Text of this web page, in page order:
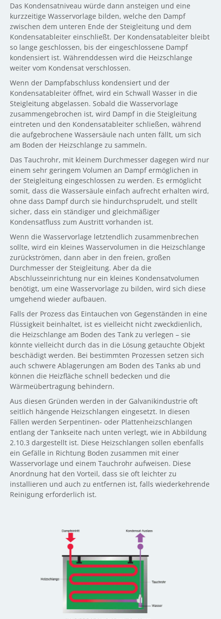
Das Kondensatniveau würde dann ansteigen und eine
kurzzeitige Wasservorlage bilden, welche den Dampf
zwischen dem unteren Ende der Steigleitung und dem
Kondensatableiter einschließt. Der Kondensatableiter bleibt
so lange geschlossen, bis der eingeschlossene Dampf
kondensiert ist. Währenddessen wird die Heizschlange
weiter vom Kondensat verschlossen.
Wenn der Dampfabschluss kondensiert und der
Kondensatableiter öffnet, wird ein Schwall Wasser in die
Steigleitung abgelassen. Sobald die Wasservorlage
zusammengebrochen ist, wird Dampf in die Steigleitung
eintreten und den Kondensatableiter schließen, während
die aufgebrochene Wassersäule nach unten fällt, um sich
am Boden der Heizschlange zu sammeln.
Das Tauchrohr, mit kleinem Durchmesser dagegen wird nur
einem sehr geringem Volumen an Dampf ermöglichen in
der Steigleitung eingeschlossen zu werden. Es ermöglicht
somit, dass die Wassersäule einfach aufrecht erhalten wird,
ohne dass Dampf durch sie hindurchsprudelt, und stellt
sicher, dass ein ständiger und gleichmäßiger
Kondensatfluss zum Austritt vorhanden ist.
Wenn die Wasservorlage letztendlich zusammenbrechen
sollte, wird ein kleines Wasservolumen in die Heizschlange
zurückströmen, dann aber in den freien, großen
Durchmesser der Steigleitung. Aber da die
Abschlusseinrichtung nur ein kleines Kondensatvolumen
benötigt, um eine Wasservorlage zu bilden, wird sich diese
umgehend wieder aufbauen.
Falls der Prozess das Eintauchen von Gegenständen in eine
Flüssigkeit beinhaltet, ist es vielleicht nicht zweckdienlich,
die Heizschlange am Boden des Tank zu verlegen – sie
könnte vielleicht durch das in die Lösung getauchte Objekt
beschädigt werden. Bei bestimmten Prozessen setzen sich
auch schwere Ablagerungen am Boden des Tanks ab und
können die Heizfläche schnell bedecken und die
Wärmeübertragung behindern.
Aus diesen Gründen werden in der Galvanikindustrie oft
seitlich hängende Heizschlangen eingesetzt. In diesen
Fällen werden Serpentinen- oder Plattenheizschlangen
entlang der Tankseite nach unten verlegt, wie in Abbildung
2.10.3 dargestellt ist. Diese Heizschlangen sollen ebenfalls
ein Gefälle in Richtung Boden zusammen mit einer
Wasservorlage und einem Tauchrohr aufweisen. Diese
Anordnung hat den Vorteil, dass sie oft leichter zu
installieren und auch zu entfernen ist, falls wiederkehrende
Reinigung erforderlich ist.